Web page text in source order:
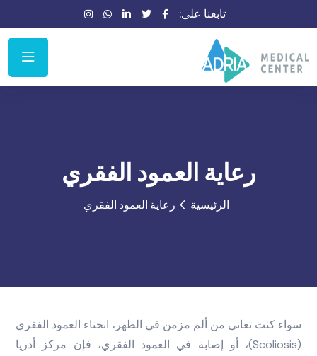
تابعنا على:
رعاية العمود الفقري
الرئيسية رعاية العمود الفقري
سواء كنت تعاني من ألم مزمن في الظهر، انحناء العمود الفقري
(Scoliosis)، أو إصابة في العمود الفقري، فإن مركز أدريا